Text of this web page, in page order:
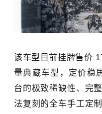
该车型目前挂牌售价
量典藏车型，定价稳
台的极致稀缺性、完
法复刻的全车手工定